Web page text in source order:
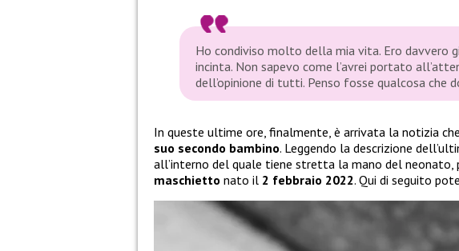
Ho condiviso molto della mia vita. Ero davvero
incinta. Non sapevo come l’avrei portato
dell’opinione di tutti. Penso fosse qualcosa che
In queste ultime ore, finalmente, è arrivata la notizia che
suo secondo bambino. Leggendo la descrizione
all’interno del quale tiene stretta la mano del neonato,
maschietto nato il 2 febbraio 2022. Qui di seguito